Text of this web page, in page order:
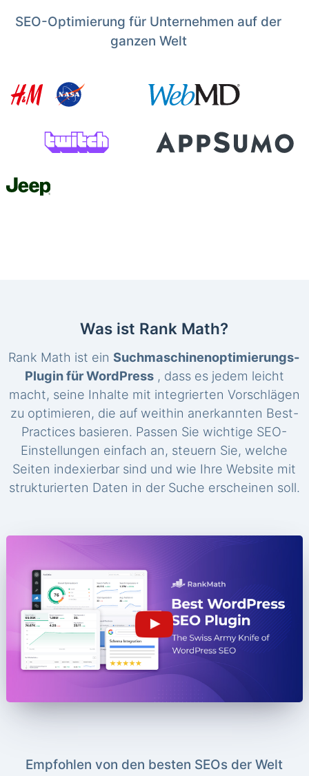
SEO-Optimierung für Unternehmen auf der
ganzen Welt
Was ist Rank Math?
Rank Math ist einSuchmaschinenoptimierungs-
Plugin für WordPress, dass es jedem leicht
macht, seine Inhalte mit integrierten Vorschlägen
zu optimieren, die auf weithin anerkannten Best-
Practices basieren. Passen Sie wichtige SEO-
Einstellungen einfach an, steuern Sie, welche
Seiten indexierbar sind und wie Ihre Website mit
strukturierten Daten in der Suche erscheinen soll.
Empfohlen von den besten SEOs der Welt